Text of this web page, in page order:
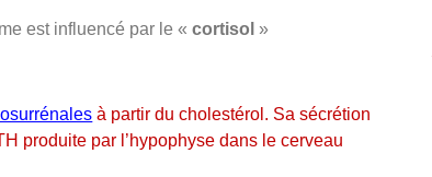
est influencé par le « cortisol »
à partir du cholestérol. Sa sécrétion
produite par l’hypophyse dans le cerveau